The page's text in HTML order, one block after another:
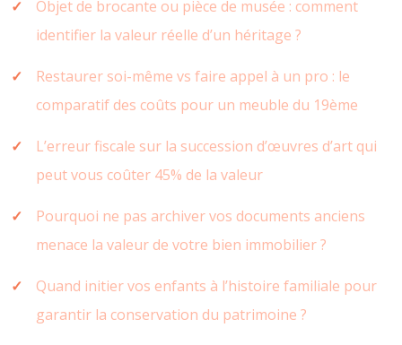
Objet de brocante ou pièce de musée : comment
identifier la valeur réelle d’un héritage ?
Restaurer soi-même vs faire appel à un pro : le
comparatif des coûts pour un meuble du 19ème
L’erreur fiscale sur la succession d’œuvres d’art qui
peut vous coûter 45% de la valeur
Pourquoi ne pas archiver vos documents anciens
menace la valeur de votre bien immobilier ?
Quand initier vos enfants à l’histoire familiale pour
garantir la conservation du patrimoine ?